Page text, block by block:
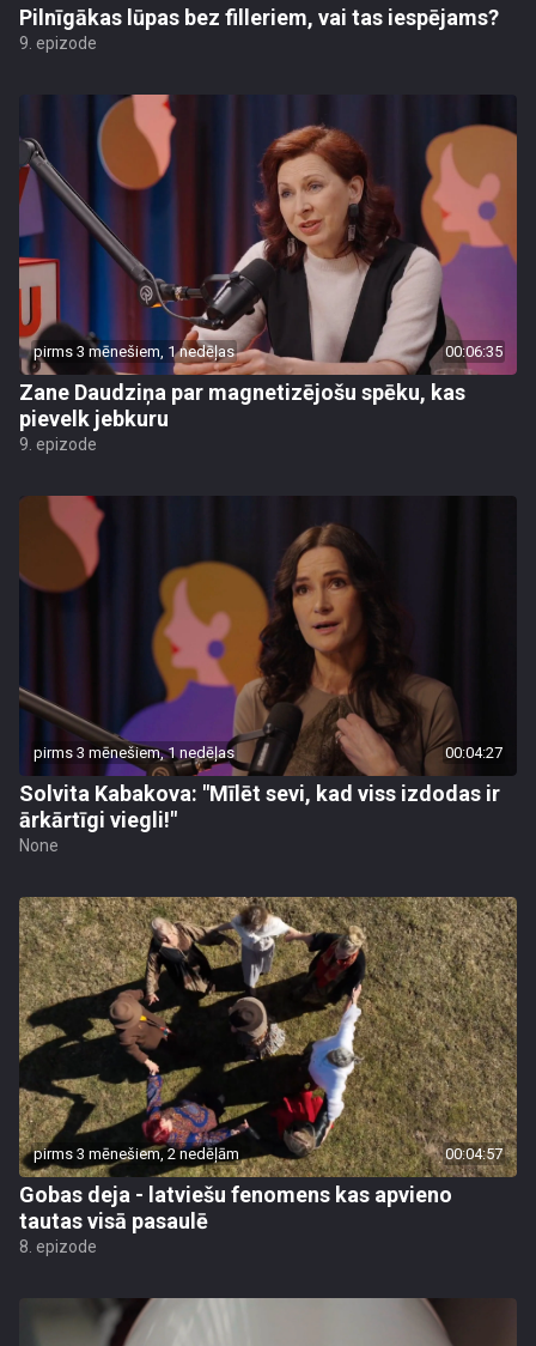
Pilnīgākas lūpas bez filleriem, vai tas iespējams?
9. epizode
pirms 3 mēnešiem, 1 nedēļas 00:06:35
Zane Daudziņa par magnetizējošu spēku, kas
pievelk jebkuru
9. epizode
pirms 3 mēnešiem, 1 nedēļas 00:04:27
Solvita Kabakova: "Mīlēt sevi, kad viss izdodas ir
ārkārtīgi viegli!"
None
pirms 3 mēnešiem, 2 nedēļām 00:04:57
Gobas deja - latviešu fenomens kas apvieno
tautas visā pasaulē
8. epizode